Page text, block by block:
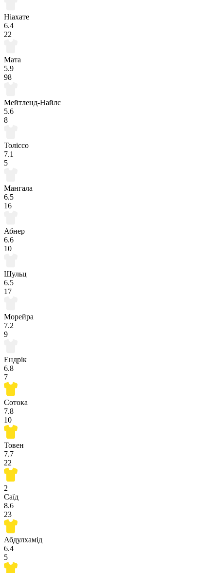
Ніахате
6.4
22
Мата
5.9
98
Мейтленд-Найлс
5.6
8
Толіссо
7.1
5
Мангала
6.5
16
Абнер
6.6
10
Шульц
6.5
17
Морейра
7.2
9
Ендрік
6.8
7
Сотока
7.8
10
Товен
7.7
22
2
Саїд
8.6
23
Абдулхамід
6.4
5